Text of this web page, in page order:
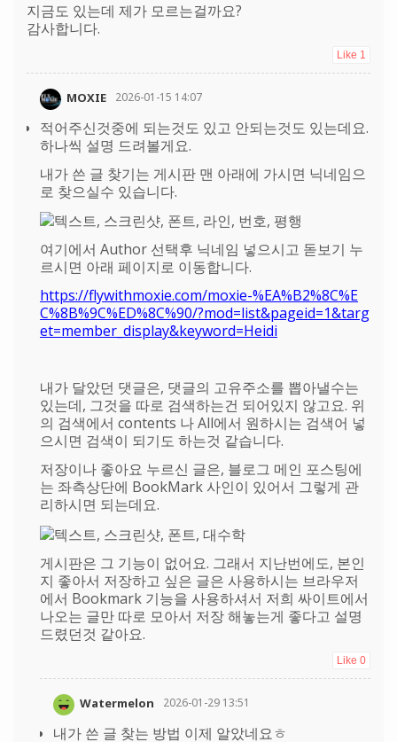
지금도 있는데 제가 모르는걸까요?
감사합니다.
Like 1
MOXIE 2026-01-15 14:07
적어주신것중에 되는것도 있고 안되는것도 있는데요.
하나씩 설명 드려볼게요.
내가 쓴 글 찾기는 게시판 맨 아래에 가시면 닉네임으
로 찾으실수 있습니다.
여기에서 Author 선택후 닉네임 넣으시고 돋보기 누
르시면 아래 페이지로 이동합니다.
https://flywithmoxie.com/moxie-%EA%B2%8C%E
C%8B%9C%ED%8C%90/?mod=list&pageid=1&targ
et=member_display&keyword=Heidi
내가 달았던 댓글은, 댓글의 고유주소를 뽑아낼수는
있는데, 그것을 따로 검색하는건 되어있지 않고요. 위
의 검색에서 contents 나 All에서 원하시는 검색어 넣
으시면 검색이 되기도 하는것 같습니다.
저장이나 좋아요 누르신 글은, 블로그 메인 포스팅에
는 좌측상단에 BookMark 사인이 있어서 그렇게 관
리하시면 되는데요.
게시판은 그 기능이 없어요. 그래서 지난번에도, 본인
지 좋아서 저장하고 싶은 글은 사용하시는 브라우저
에서 Bookmark 기능을 사용하셔서 저희 싸이트에서
나오는 글만 따로 모아서 저장 해놓는게 좋다고 설명
드렸던것 같아요.
Like 0
Watermelon 2026-01-29 13:51
내가 쓴 글 찾는 방법 이제 알았네요ㅎ